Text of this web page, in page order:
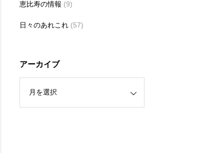
恵比寿の情報 (9)
日々のあれこれ (57)
アーカイブ